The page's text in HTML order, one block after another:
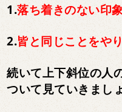
1.落ち着きのない印
2.皆と同じことをや
続いて上下斜位の人
ついて見ていきまし